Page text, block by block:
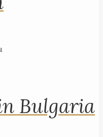
Bulgaria